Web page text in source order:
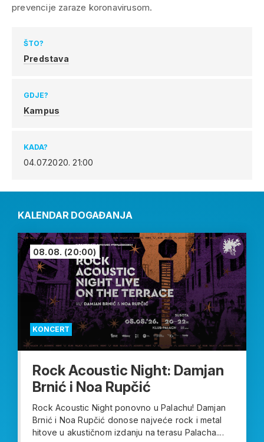
prevencije zaraze koronavirusom.
ŠTO?
Predstava
GDJE?
Kampus
KADA?
04.07.2020.21:00
KALENDAR DOGAĐANJA
KONCERT
08.08. (20:00)
Rock Acoustic Night: Damjan
Brnić i Noa Rupčić
Rock Acoustic Night ponovno u Palachu! Damjan
Brnić i Noa Rupčić donose najveće rock i metal
hitove u akustičnom izdanju na terasu Palacha....